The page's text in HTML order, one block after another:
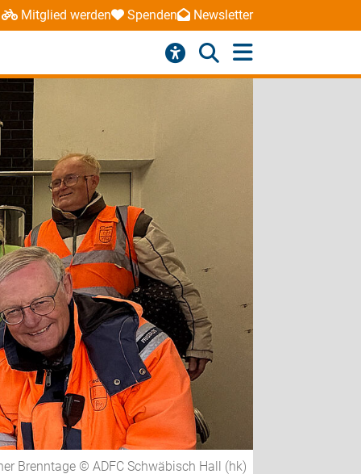
Mitglied werden Spenden Newsletter
Brenntage © ADFC Schwäbisch Hall (hk)